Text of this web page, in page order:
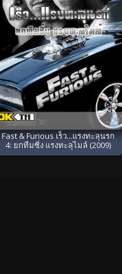
Fast & Furious เร็ว...แรงทะลุนรก
4: ยกทีมซิ่ง แรงทะลุไมล์ (2009)